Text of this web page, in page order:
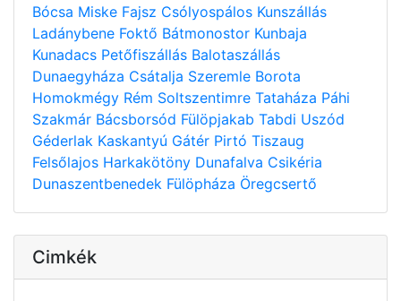
Bócsa Miske Fajsz Csólyospálos Kunszállás
Ladánybene Foktő Bátmonostor Kunbaja
Kunadacs Petőfiszállás Balotaszállás
Dunaegyháza Csátalja Szeremle Borota
Homokmégy Rém Soltszentimre Tataháza Páhi
Szakmár Bácsborsód Fülöpjakab Tabdi Uszód
Géderlak Kaskantyú Gátér Pirtó Tiszaug
Felsőlajos Harkakötöny Dunafalva Csikéria
Dunaszentbenedek Fülöpháza Öregcsertő
Cimkék